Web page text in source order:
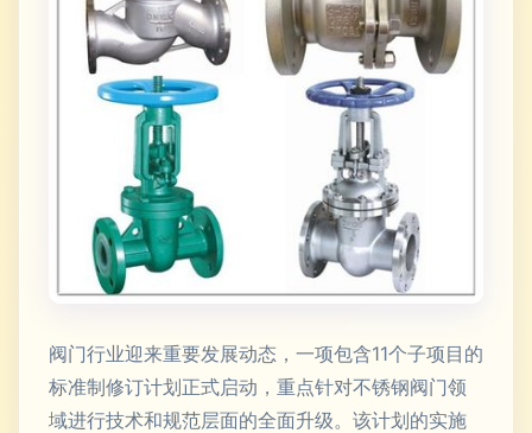
阀门行业迎来重要发展动态，一项包含11个子项目的
标准制修订计划正式启动，重点针对不锈钢阀门领
域进行技术和规范层面的全面升级。该计划的实施